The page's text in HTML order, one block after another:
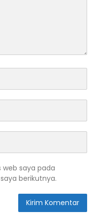
saya pada
berikutnya.